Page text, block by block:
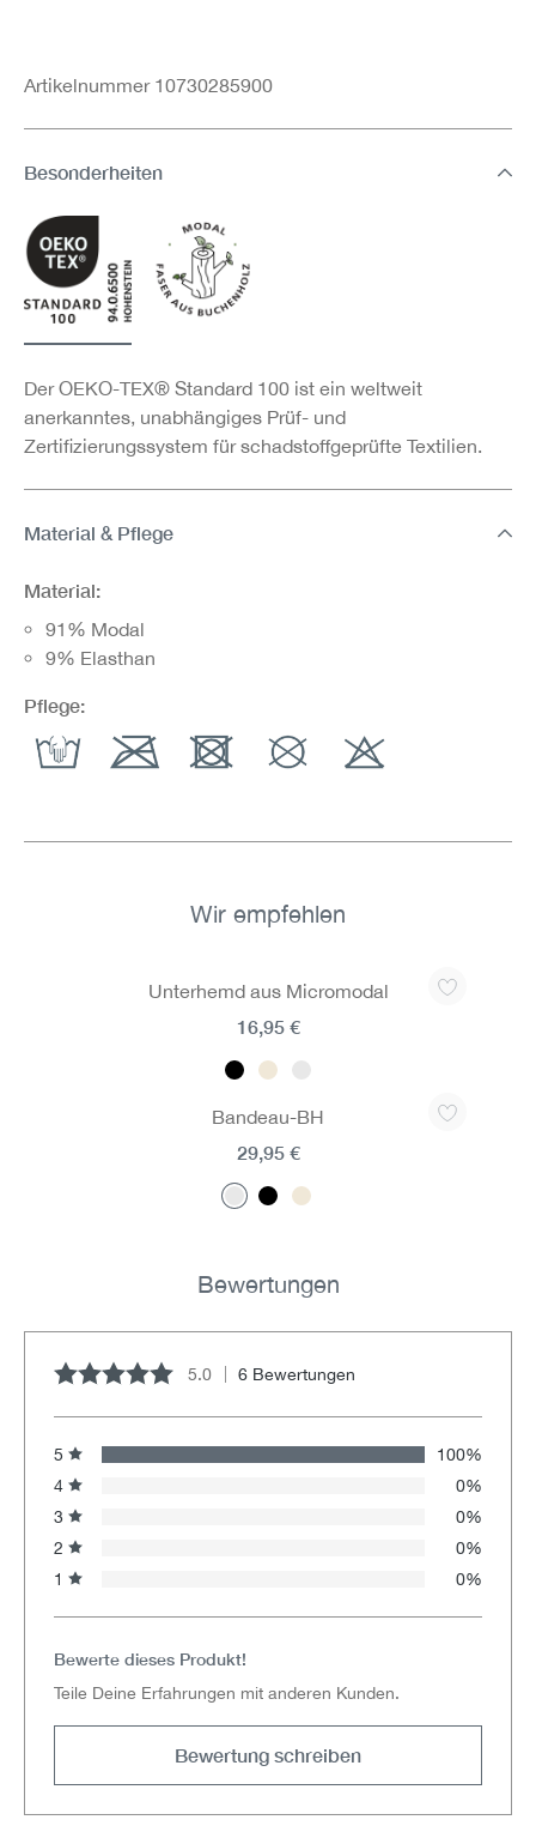
Artikelnummer 10730285900
Besonderheiten
Der OEKO-TEX® Standard 100 ist ein weltweit
anerkanntes, unabhängiges Prüf- und
Zertifizierungssystem für schadstoffgeprüfte Textilien.
Material & Pflege
Material:
91% Modal
9% Elasthan
Pflege:
Wir empfehlen
Unterhemd aus Micromodal
16,95 €
Bandeau-BH
29,95 €
Bewertungen
Durchschnittliche Bewertung von 5 von 5 Sternen
5.0 6 Bewertungen
5
100%
4
0%
3
0%
2
0%
1
0%
Bewerte dieses Produkt!
Teile Deine Erfahrungen mit anderen Kunden.
Bewertung schreiben